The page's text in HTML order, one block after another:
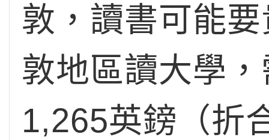
敦，讀書可能
敦地區讀大學
1,265英鎊（折